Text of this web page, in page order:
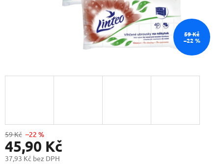
59 Kč
–22 %
59 Kč –22 %
45,90 Kč
37,93 Kč bez DPH